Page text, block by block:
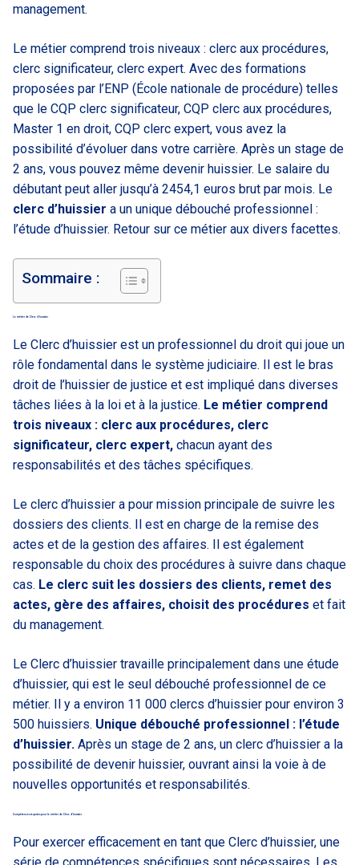
management.
Le métier comprend trois niveaux : clerc aux procédures,
clerc significateur, clerc expert. Avec des formations
proposées par l’ENP (École nationale de procédure) telles
que le CQP clerc significateur, CQP clerc aux procédures,
Master 1 en droit, CQP clerc expert, vous avez la
possibilité d’évoluer dans votre carrière. Après un stage de
2 ans, vous pouvez même devenir huissier. Le salaire du
débutant peut aller jusqu’à 2454,1 euros brut par mois. Le
clerc d’huissier a un unique débouché professionnel :
l’étude d’huissier. Retour sur ce métier aux divers facettes.
Sommaire :
Le métier de Clerc d’huissier
Le Clerc d’huissier est un professionnel du droit qui joue un
rôle fondamental dans le système judiciaire. Il est le bras
droit de l’huissier de justice et est impliqué dans diverses
tâches liées à la loi et à la justice. Le métier comprend
trois niveaux : clerc aux procédures, clerc
significateur, clerc expert, chacun ayant des
responsabilités et des tâches spécifiques.
Le clerc d’huissier a pour mission principale de suivre les
dossiers des clients. Il est en charge de la remise des
actes et de la gestion des affaires. Il est également
responsable du choix des procédures à suivre dans chaque
cas. Le clerc suit les dossiers des clients, remet des
actes, gère des affaires, choisit des procédures et fait
du management.
Le Clerc d’huissier travaille principalement dans une étude
d’huissier, qui est le seul débouché professionnel de ce
métier. Il y a environ 11 000 clercs d’huissier pour environ 3
500 huissiers. Unique débouché professionnel : l’étude
d’huissier. Après un stage de 2 ans, un clerc d’huissier a la
possibilité de devenir huissier, ouvrant ainsi la voie à de
nouvelles opportunités et responsabilités.
Compétences requises pour le métier de Clerc d’huissier
Pour exercer efficacement en tant que Clerc d’huissier, une
série de compétences spécifiques sont nécessaires. Les